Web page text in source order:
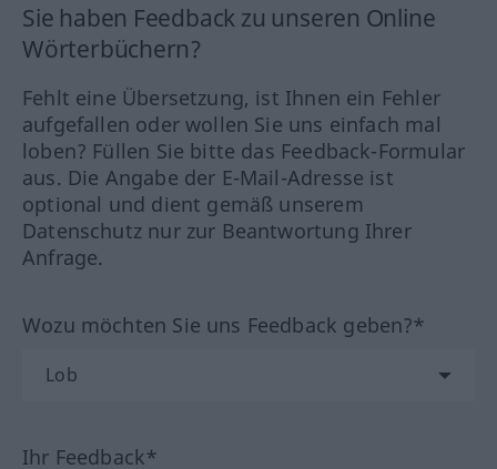
Sie haben Feedback zu unseren Online
Wörterbüchern?
Fehlt eine Übersetzung, ist Ihnen ein Fehler
aufgefallen oder wollen Sie uns einfach mal
loben? Füllen Sie bitte das Feedback-Formular
aus. Die Angabe der E-Mail-Adresse ist
optional und dient gemäß unserem
Datenschutz nur zur Beantwortung Ihrer
Anfrage.
Wozu möchten Sie uns Feedback geben?*
Ihr Feedback*